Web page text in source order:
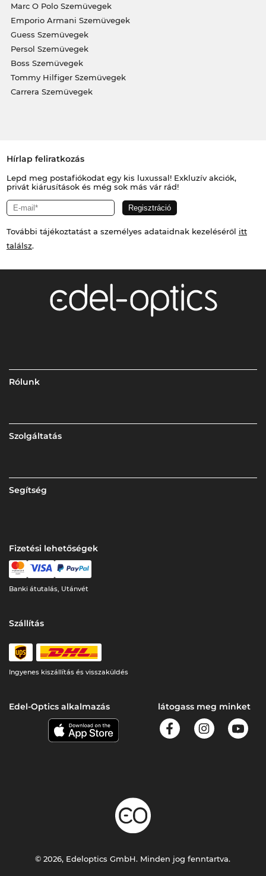
Marc O Polo Szemüvegek
Emporio Armani Szemüvegek
Guess Szemüvegek
Persol Szemüvegek
Boss Szemüvegek
Tommy Hilfiger Szemüvegek
Carrera Szemüvegek
Hírlap feliratkozás
Lepd meg postafiókodat egy kis luxussal! Exkluzív akciók,
privát kiárusítások és még sok más vár rád!
További tájékoztatást a személyes adataidnak kezeléséről itt
találsz.
Rólunk
Szolgáltatás
Segítség
Fizetési lehetőségek
Banki átutalás, Utánvét
Szállítás
Ingyenes kiszállítás és visszaküldés
Edel-Optics alkalmazás látogass meg minket
© 2026, Edeloptics GmbH. Minden jog fenntartva.